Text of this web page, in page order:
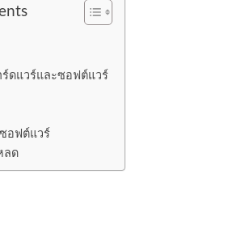
ดแวร์และซอฟต์แวร์
อฟต์แวร์
ลด